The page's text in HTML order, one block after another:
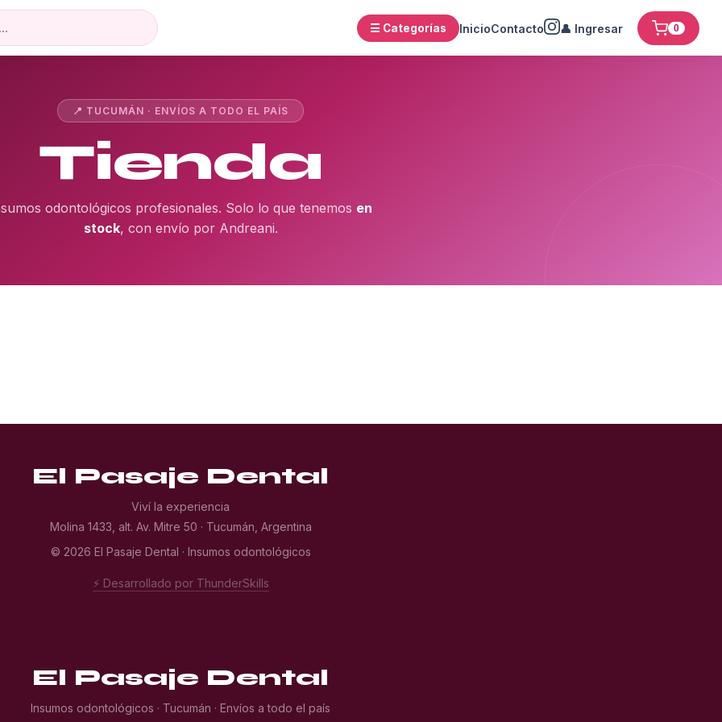
☰ Categorías InicioContacto 👤 Ingresar 0
📍 TUCUMÁN · ENVÍOS A TODO EL PAÍS
Tienda
odontológicos profesionales. Solo lo que tenemos en
stock, con envío por Andreani.
El Pasaje Dental
Viví la experiencia
Molina 1433, alt. Av. Mitre 50 · Tucumán, Argentina
© 2026 El Pasaje Dental · Insumos odontológicos
⚡ Desarrollado por ThunderSkills
El Pasaje Dental
Insumos odontológicos · Tucumán · Envíos a todo el país